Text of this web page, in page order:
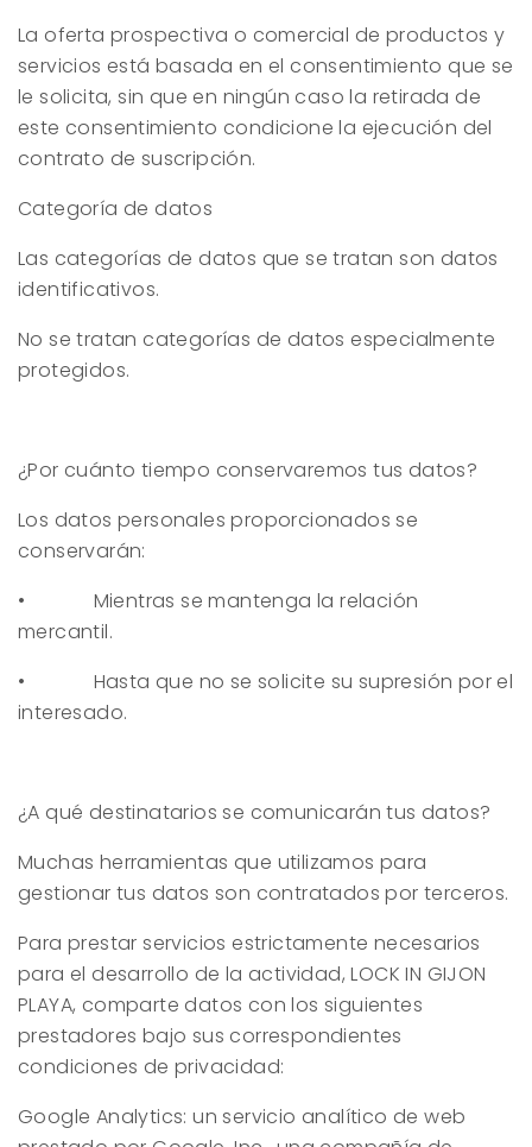
La oferta prospectiva o comercial de productos y
servicios está basada en el consentimiento que se
le solicita, sin que en ningún caso la retirada de
este consentimiento condicione la ejecución del
contrato de suscripción.
Categoría de datos
Las categorías de datos que se tratan son datos
identificativos.
No se tratan categorías de datos especialmente
protegidos.
¿Por cuánto tiempo conservaremos tus datos?
Los datos personales proporcionados se
conservarán:
• Mientras se mantenga la relación
mercantil.
• Hasta que no se solicite su supresión por el
interesado.
¿A qué destinatarios se comunicarán tus datos?
Muchas herramientas que utilizamos para
gestionar tus datos son contratados por terceros.
Para prestar servicios estrictamente necesarios
para el desarrollo de la actividad,LOCK IN GIJON
PLAYA, comparte datos con los siguientes
prestadores bajo sus correspondientes
condiciones de privacidad:
Google Analytics: un servicio analítico de web